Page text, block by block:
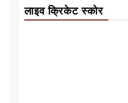
लाइव क्रिकेट स्कोर